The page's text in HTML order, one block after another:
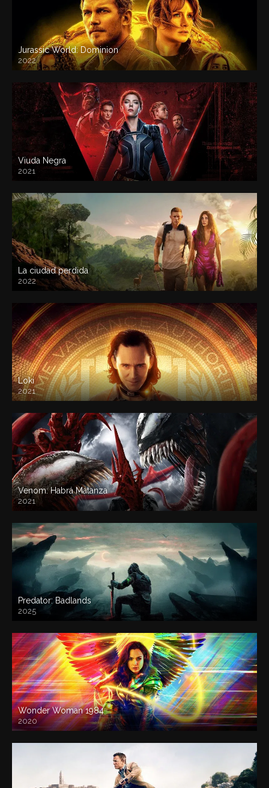
Jurassic World: Dominion
2022
Viuda Negra
2021
La ciudad perdida
2022
Loki
2021
Venom: Habrá Matanza
2021
Predator: Badlands
2025
Wonder Woman 1984
2020